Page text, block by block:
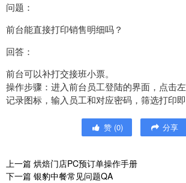
问题：
前台能直接打印销售明细吗？
回答：
前台可以补打交接班小票。
操作步骤：进入前台员工登陆的界面，点击
记录图标，输入员工和对应密码，筛选打印即
赞 (0) 分享
上一篇 烘焙门店PC预订单操作手册
下一篇 银豹中餐常见问题QA